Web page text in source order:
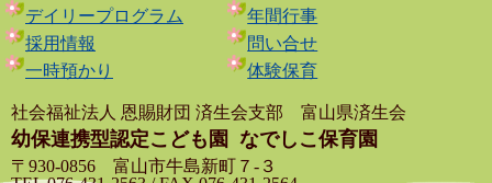
デイリープログラム
年間行事
採用情報
問い合せ
一時預かり
体験保育
社会福祉法人 恩賜財団 済生会支部 富山県済生会
幼保連携型認定こども園 なでしこ保育園
〒930-0856 富山市牛島新町７-３